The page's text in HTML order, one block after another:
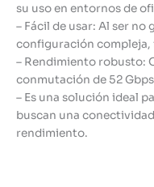
su uso en entornos de
– Fácil de usar: Al ser
configuración compleja,
– Rendimiento robusto:
conmutación de 52
– Es una solución ideal
buscan una
rendimiento.